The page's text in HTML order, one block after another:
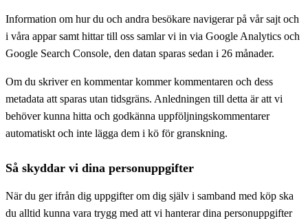
Information om hur du och andra besökare navigerar på vår sajt och
i våra appar samt hittar till oss samlar vi in via Google Analytics och
Google Search Console, den datan sparas sedan i 26 månader.
Om du skriver en kommentar kommer kommentaren och dess
metadata att sparas utan tidsgräns. Anledningen till detta är att vi
behöver kunna hitta och godkänna uppföljningskommentarer
automatiskt och inte lägga dem i kö för granskning.
Så skyddar vi dina personuppgifter
När du ger ifrån dig uppgifter om dig själv i samband med köp ska
du alltid kunna vara trygg med att vi hanterar dina personuppgifter